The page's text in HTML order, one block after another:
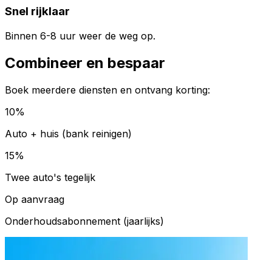
Snel rijklaar
Binnen 6-8 uur weer de weg op.
Combineer en bespaar
Boek meerdere diensten en ontvang korting:
10%
Auto + huis (bank reinigen)
15%
Twee auto's tegelijk
Op aanvraag
Onderhoudsabonnement (jaarlijks)